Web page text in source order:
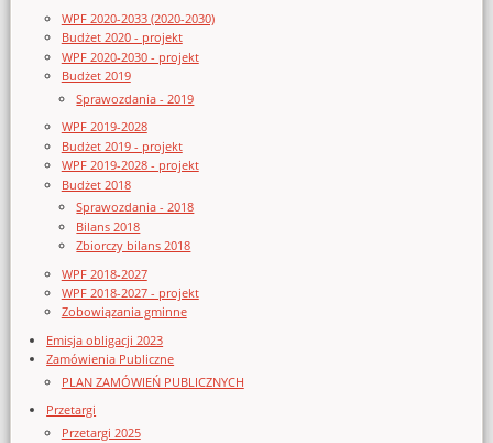
WPF 2020-2033 (2020-2030)
Budżet 2020 - projekt
WPF 2020-2030 - projekt
Budżet 2019
Sprawozdania - 2019
WPF 2019-2028
Budżet 2019 - projekt
WPF 2019-2028 - projekt
Budżet 2018
Sprawozdania - 2018
Bilans 2018
Zbiorczy bilans 2018
WPF 2018-2027
WPF 2018-2027 - projekt
Zobowiązania gminne
Emisja obligacji 2023
Zamówienia Publiczne
PLAN ZAMÓWIEŃ PUBLICZNYCH
Przetargi
Przetargi 2025